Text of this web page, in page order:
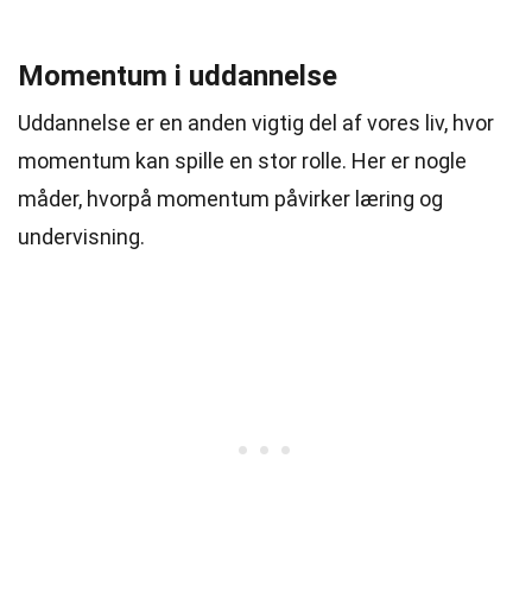
Momentum i uddannelse
Uddannelse er en anden vigtig del af vores liv, hvor
momentum kan spille en stor rolle. Her er nogle
måder, hvorpå momentum påvirker læring og
undervisning.